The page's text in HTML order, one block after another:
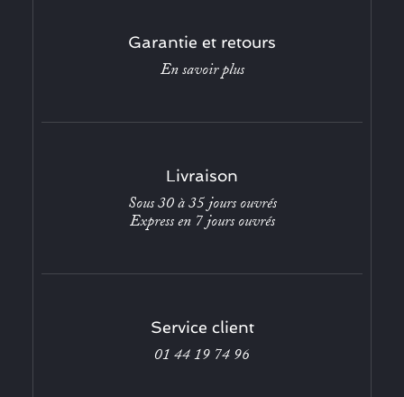
Garantie et retours
En savoir plus
Livraison
Sous 30 à 35 jours ouvrés
Express en 7 jours ouvrés
Service client
01 44 19 74 96